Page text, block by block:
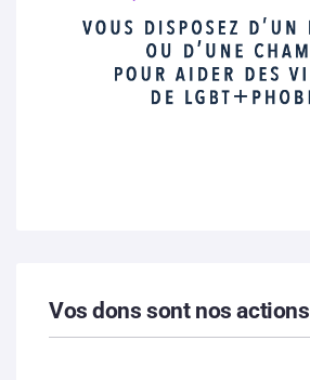
Vos dons sont nos actions